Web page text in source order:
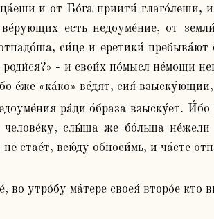
и от Бо́га приити́ глаго́леши,
ве́рующих есть недоуме́ние, от
си́це и еретики́
- и свои́х по́мысл не́мощи
е́же «ка́ко» ве́дят, сия́
слы́ша же бо́льша не́жели
стае́т, всю́ду обноси́мь, и ча́сте
во утро́бу ма́тере своея́ второ́е кто